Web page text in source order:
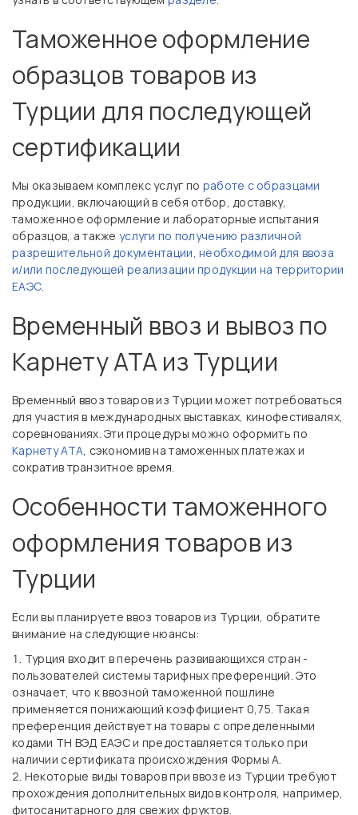
Таможенное оформление
образцов товаров из
Турции для последующей
сертификации
Мы оказываем комплекс услуг по работе с образцами
продукции, включающий в себя отбор, доставку,
таможенное оформление и лабораторные испытания
образцов, а также услуги по получению различной
разрешительной документации, необходимой для ввоза
и/или последующей реализации продукции на территории
ЕАЭС.
Временный ввоз и вывоз по
Карнету АТА из Турции
Временный ввоз товаров из Турции может потребоваться
для участия в международных выставках, кинофестивалях,
соревнованиях. Эти процедуры можно оформить по
Карнету АТА, сэкономив на таможенных платежах и
сократив транзитное время.
Особенности таможенного
оформления товаров из
Турции
Если вы планируете ввоз товаров из Турции, обратите
внимание на следующие нюансы:
Турция входит в перечень развивающихся стран -
пользователей системы тарифных преференций. Это
означает, что к ввозной таможенной пошлине
применяется понижающий коэффициент 0,75. Такая
преференция действует на товары с определенными
кодами ТН ВЭД ЕАЭС и предоставляется только при
наличии сертификата происхождения Формы А.
Некоторые виды товаров при ввозе из Турции требуют
прохождения дополнительных видов контроля, например,
фитосанитарного для свежих фруктов.